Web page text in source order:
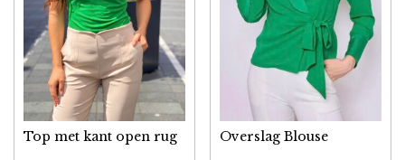
Top met kant open rug Overslag Blouse